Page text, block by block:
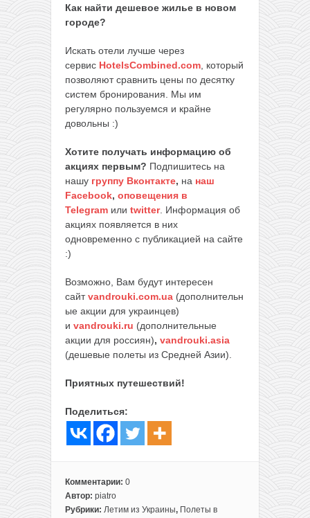
Как найти дешевое жилье в новом
городе?
Искать отели лучше через
сервис HotelsCombined.com, который
позволяют сравнить цены по десятку
систем бронирования. Мы им
регулярно пользуемся и крайне
довольны :)
Хотите получать информацию об
акциях первым? Подпишитесь на
нашу группу Вконтакте, на наш
Facebook, оповещения в
Telegram или twitter. Информация об
акциях появляется в них
одновременно с публикацией на сайте
:)
Возможно, Вам будут интересен
сайтvandrouki.com.ua (дополнительн
ые акции для украинцев)
и vandrouki.ru (дополнительные
акции для россиян), vandrouki.asia
(дешевые полеты из Средней Азии).
Приятных путешествий!
Поделиться:
Комментарии: 0
Автор: piatro
Рубрики: Летим из Украины, Полеты в